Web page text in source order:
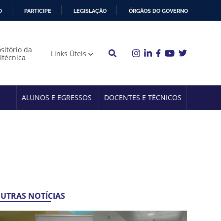
PARTICIPE LEGISLAÇÃO ÓRGÃOS DO GOVERNO
da
Links Úteis
ALUNOS E EGRESSOS DOCENTES E TÉCNICOS
NOTÍCIAS